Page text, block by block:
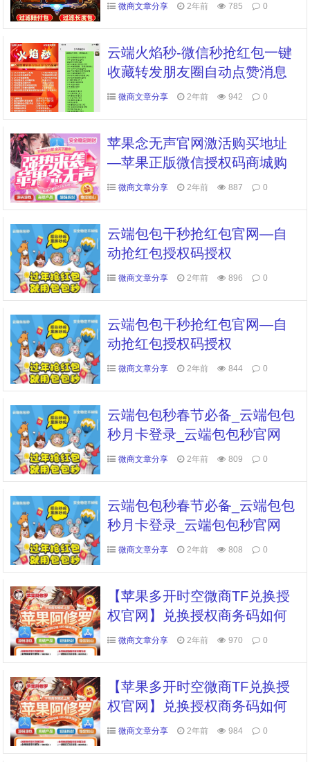
微商文章分享 2年前 785 0
云端火焰秒-微信秒抢红包一键
收藏转发朋友圈自动点赞消息
防撤回云端
微商文章分享 2年前 942 0
苹果念无声官网激活购买地址
—苹果正版微信授权码商城购
买软件
微商文章分享 2年前 887 0
云端包包干秒抢红包官网—自
动抢红包授权码授权
微商文章分享 2年前 896 0
云端包包干秒抢红包官网—自
动抢红包授权码授权
微商文章分享 2年前 844 0
云端包包秒春节必备_云端包包
秒月卡登录_云端包包秒官网
微商文章分享 2年前 809 0
云端包包秒春节必备_云端包包
秒月卡登录_云端包包秒官网
微商文章分享 2年前 808 0
【苹果多开时空微商TF兑换授
权官网】兑换授权商务码如何
获取
微商文章分享 2年前 970 0
【苹果多开时空微商TF兑换授
权官网】兑换授权商务码如何
获取
微商文章分享 2年前 984 0